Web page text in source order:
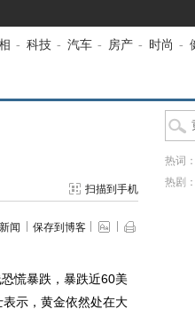
- 科技 - 汽车 - 房产 - 时尚 -
扫描到手机
闻 保存到博客
慌暴跌，暴跌近60美
示，黄金依然处在大
热词
热剧